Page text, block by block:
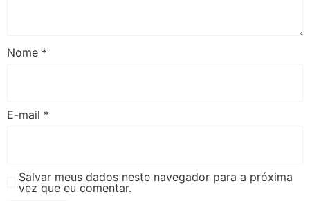
Nome *
E-mail *
Salvar meus dados neste navegador para a próxima
vez que eu comentar.